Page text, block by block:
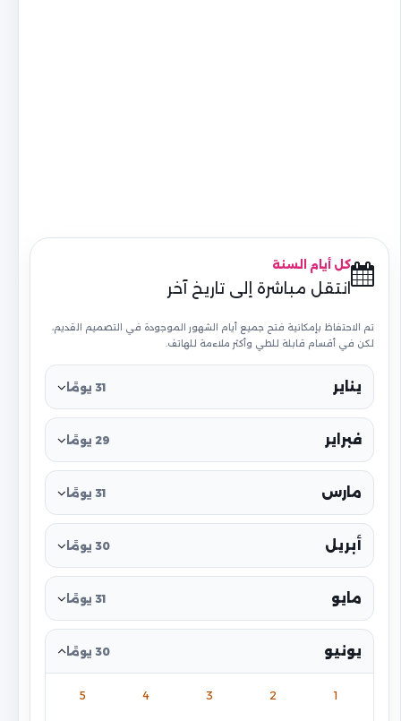
كل أيام السنة
انتقل مباشرة إلى تاريخ آخر
تم الاحتفاظ بإمكانية فتح جميع أيام الشهور الموجودة في التصميم القديم،
لكن في أقسام قابلة للطي وأكثر ملاءمة للهاتف.
يناير 31 يومًا
فبراير 29 يومًا
مارس 31 يومًا
أبريل 30 يومًا
مايو 31 يومًا
يونيو 30 يومًا
1
2
3
4
5